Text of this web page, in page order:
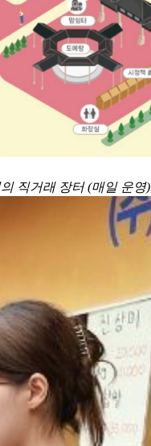
직거래 장터 (매일 운영)